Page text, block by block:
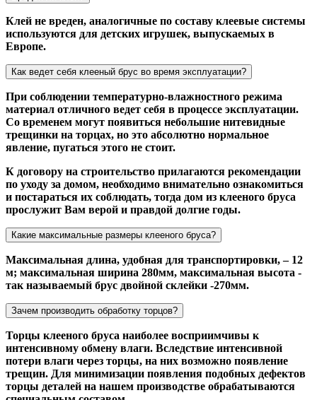
Клей не вреден, аналогичные по составу клеевые системы
используются для детских игрушек, выпускаемых в
Европе.
Как ведет себя клееный брус во время эксплуатации?
При соблюдении температурно-влажностного режима
материал отличного ведет себя в процессе эксплуатации.
Со временем могут появиться небольшие нитевидные
трещинки на торцах, но это абсолютно нормальное
явление, пугаться этого не стоит.
К договору на строительство прилагаются рекомендации
по уходу за домом, необходимо внимательно ознакомиться
и постараться их соблюдать, тогда дом из клееного бруса
прослужит Вам верой и правдой долгие годы.
Какие максимальные размеры клееного бруса?
Максимальная длина, удобная для транспортировки, – 12
м; максимальная ширина 280мм, максимальная высота -
так называемый брус двойной склейки -270мм.
Зачем производить обработку торцов?
Торцы клееного бруса наиболее восприимчивы к
интенсивному обмену влаги. Вследствие интенсивной
потери влаги через торцы, на них возможно появление
трещин. Для минимизации появления подобных дефектов
торцы деталей на нашем производстве обрабатываются